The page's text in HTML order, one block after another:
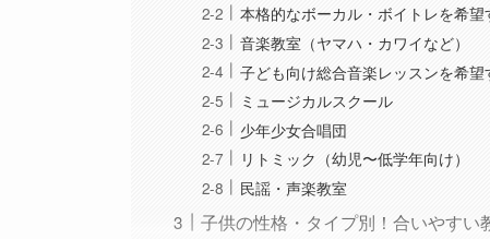
本格的なボーカル・ボイトレを希
音楽教室（ヤマハ・カワイなど）
子ども向け総合音楽レッスンを希
ミュージカルスクール
少年少女合唱団
リトミック（幼児〜低学年向け）
民謡・声楽教室
子供の性格・タイプ別！合いやすい